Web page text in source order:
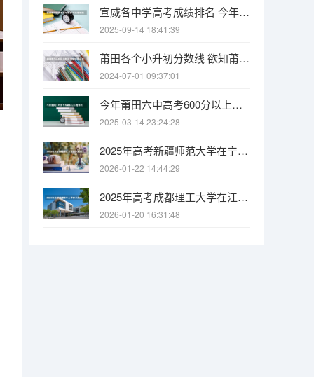
宣威各中学高考成绩排名 今年宣威杨柳高考成绩单
2025-09-14 18:41:39
莆田各个小升初分数线 欲知莆田一中、二中、四中、五中、六中、八中、十中等学校中考的统招和择校的分数线！
2024-07-01 09:37:01
今年莆田六中高考600分以上有多少人
2025-03-14 23:24:28
2025年高考新疆师范大学在宁夏投档分数线
2026-01-22 14:44:29
2025年高考成都理工大学在江苏投档分数线
2026-01-20 16:31:48